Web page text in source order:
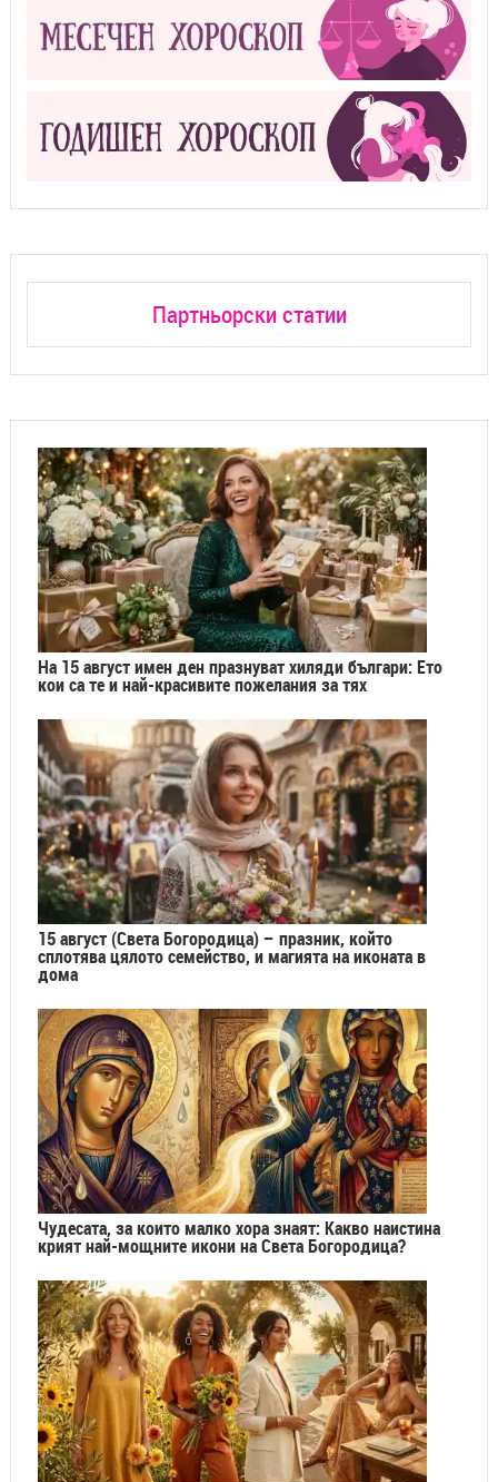
Партньорски статии
На 15 август имен ден празнуват хиляди българи: Ето
кои са те и най-красивите пожелания за тях
15 август (Света Богородица) – празник, който
сплотява цялото семейство, и магията на иконата в
дома
Чудесата, за които малко хора знаят: Какво наистина
крият най-мощните икони на Света Богородица?